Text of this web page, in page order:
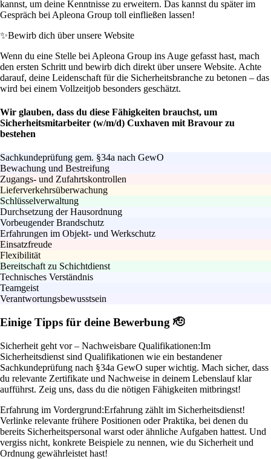
kannst, um deine Kenntnisse zu erweitern. Das kannst du später im
Gespräch bei Apleona Group toll einfließen lassen!
✨Bewirb dich über unsere Website
Wenn du eine Stelle bei Apleona Group ins Auge gefasst hast, mach
den ersten Schritt und bewirb dich direkt über unsere Website. Achte
darauf, deine Leidenschaft für die Sicherheitsbranche zu betonen – das
wird bei einem Vollzeitjob besonders geschätzt.
Wir glauben, dass du diese Fähigkeiten brauchst, um
Sicherheitsmitarbeiter (w/m/d) Cuxhaven mit Bravour zu
bestehen
Sachkundeprüfung gem. §34a nach GewO
Bewachung und Bestreifung
Zugangs- und Zufahrtskontrollen
Lieferverkehrsüberwachung
Schlüsselverwaltung
Durchsetzung der Hausordnung
Vorbeugender Brandschutz
Erfahrungen im Objekt- und Werkschutz
Einsatzfreude
Flexibilität
Bereitschaft zu Schichtdienst
Technisches Verständnis
Teamgeist
Verantwortungsbewusstsein
Einige Tipps für deine Bewerbung 🫡
Sicherheit geht vor – Nachweisbare Qualifikationen:Im
Sicherheitsdienst sind Qualifikationen wie ein bestandener
Sachkundeprüfung nach §34a GewO super wichtig. Mach sicher, dass
du relevante Zertifikate und Nachweise in deinem Lebenslauf klar
aufführst. Zeig uns, dass du die nötigen Fähigkeiten mitbringst!
Erfahrung im Vordergrund:Erfahrung zählt im Sicherheitsdienst!
Verlinke relevante frühere Positionen oder Praktika, bei denen du
bereits Sicherheitspersonal warst oder ähnliche Aufgaben hattest. Und
vergiss nicht, konkrete Beispiele zu nennen, wie du Sicherheit und
Ordnung gewährleistet hast!